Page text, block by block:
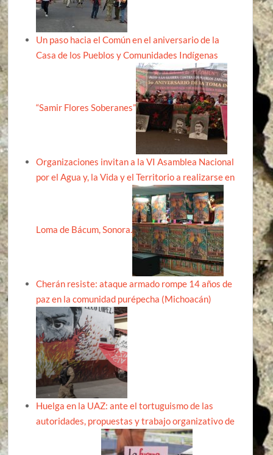
Un paso hacia el Común en el aniversario de la
Casa de los Pueblos y Comunidades Indígenas
“Samir Flores Soberanes”
Organizaciones invitan a la VI Asamblea Nacional
por el Agua y, la Vida y el Territorio a realizarse en
Loma de Bácum, Sonora.
Cherán resiste: ataque armado rompe 14 años de
paz en la comunidad purépecha (Michoacán)
Huelga en la UAZ: ante el tortuguismo de las
autoridades, propuestas y trabajo organizativo de